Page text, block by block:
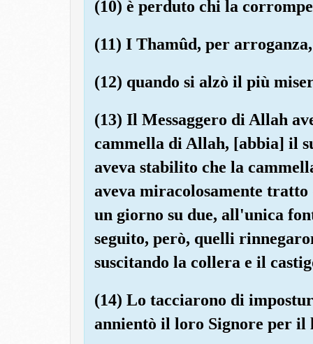
(10) è perduto chi la
(11) I Thamûd, per
(12) quando si alzò il più
(13) Il Messaggero di Allah
cammella di Allah, [abbia] il
aveva stabilito che la
aveva miracolosamente
un giorno su due, all'unica
seguito, però, quelli
suscitando la collera e il
(14) Lo tacciarono di
annientò il loro Signore per il